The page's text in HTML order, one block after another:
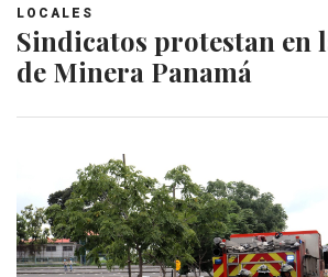
LOCALES
Sindicatos protestan en
de Minera Panamá